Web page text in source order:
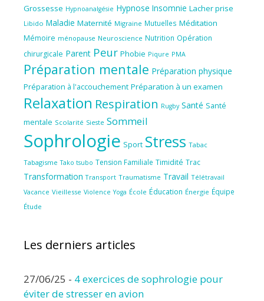
Grossesse Hypnoanalgésie Hypnose Insomnie Lacher prise
Libido Maladie Maternité Migraine Mutuelles Méditation
Mémoire ménopause Neuroscience Nutrition Opération
chirurgicale Parent Peur Phobie Piqure PMA
Préparation mentale Préparation physique
Préparation à l'accouchement Préparation à un examen
Relaxation Respiration Rugby Santé Santé
mentale Scolarité Sieste Sommeil
Sophrologie Sport Stress Tabac
Tabagisme Tako tsubo Tension Familiale Timidité Trac
Transformation Transport Traumatisme Travail Télétravail
Vacance Vieillesse Violence Yoga École Éducation Énergie Équipe
Étude
Les derniers articles
27/06/25 - 4 exercices de sophrologie pour
éviter de stresser en avion